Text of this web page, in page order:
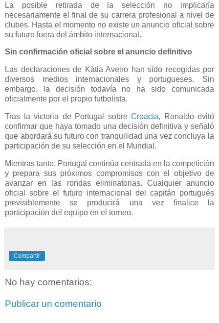
La posible retirada de la selección no implicaría
necesariamente el final de su carrera profesional a nivel de
clubes. Hasta el momento no existe un anuncio oficial sobre
su futuro fuera del ámbito internacional.
Sin confirmación oficial sobre el anuncio definitivo
Las declaraciones de Kátia Aveiro han sido recogidas por
diversos medios internacionales y portugueses. Sin
embargo, la decisión todavía no ha sido comunicada
oficialmente por el propio futbolista.
Tras la victoria de Portugal sobre Croacia, Ronaldo evitó
confirmar que haya tomado una decisión definitiva y señaló
que abordará su futuro con tranquilidad una vez concluya la
participación de su selección en el Mundial.
Mientras tanto, Portugal continúa centrada en la competición
y prepara sus próximos compromisos con el objetivo de
avanzar en las rondas eliminatorias. Cualquier anuncio
oficial sobre el futuro internacional del capitán portugués
previsiblemente se producirá una vez finalice la
participación del equipo en el torneo.
Compartir
No hay comentarios:
Publicar un comentario